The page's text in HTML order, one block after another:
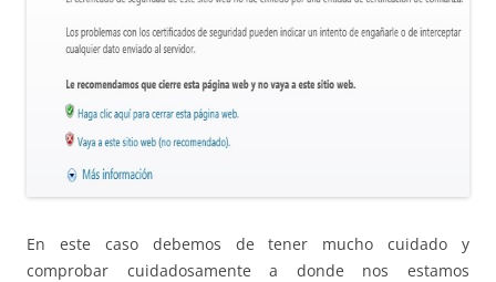
En este caso debemos de tener mucho cuidado y
comprobar cuidadosamente a donde nos estamos